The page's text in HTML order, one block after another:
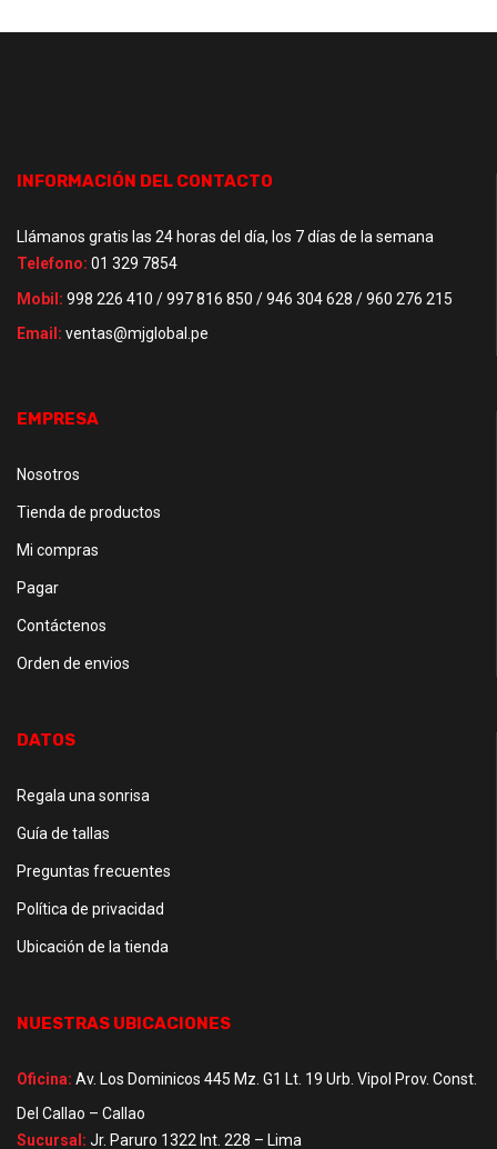
INFORMACIÓN DEL CONTACTO
Llámanos gratis las 24 horas del día, los 7 días de la semana
Telefono: 01 329 7854
Mobil: 998 226 410 / 997 816 850 / 946 304 628 / 960 276 215
Email: ventas@mjglobal.pe
EMPRESA
Nosotros
Tienda de productos
Mi compras
Pagar
Contáctenos
Orden de envios
DATOS
Regala una sonrisa
Guía de tallas
Preguntas frecuentes
Política de privacidad
Ubicación de la tienda
NUESTRAS UBICACIONES
Oficina: Av. Los Dominicos 445 Mz. G1 Lt. 19 Urb. Vipol Prov. Const.
Del Callao – Callao
Sucursal: Jr. Paruro 1322 Int. 228 – Lima